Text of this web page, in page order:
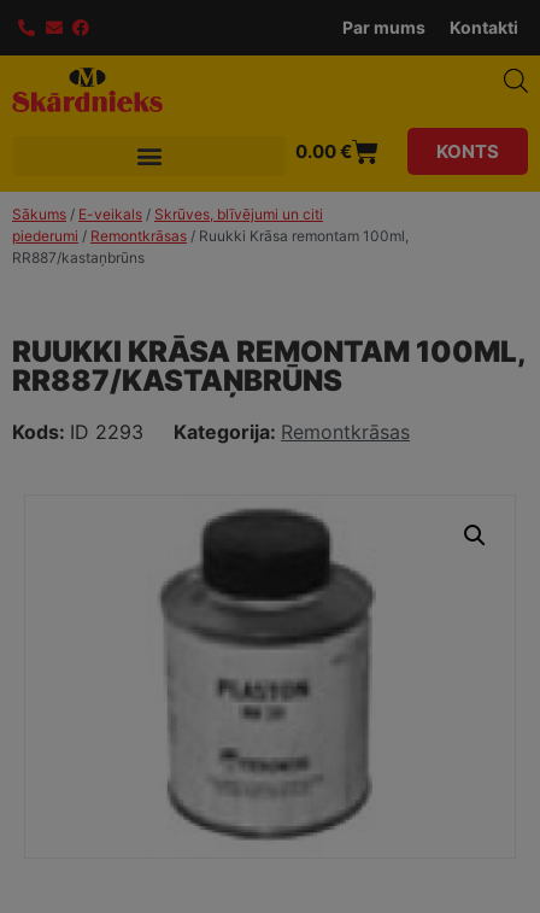
Par mums Kontakti
0.00€ KONTS
Sākums / E-veikals / Skrūves, blīvējumi un citi
piederumi / Remontkrāsas / Ruukki Krāsa remontam 100ml,
RR887/kastaņbrūns
RUUKKI KRĀSA REMONTAM 100ML,
RR887/KASTAŅBRŪNS
Kods: ID 2293 Kategorija: Remontkrāsas